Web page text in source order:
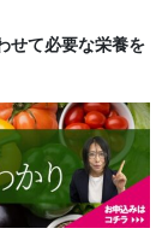
せて必要な栄養を